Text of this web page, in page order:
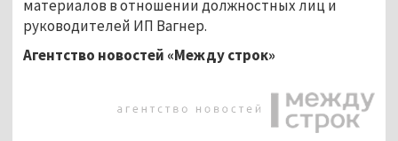
материалов в отношении должностных лиц и
руководителей ИП Вагнер.
Агентство новостей «Между строк»